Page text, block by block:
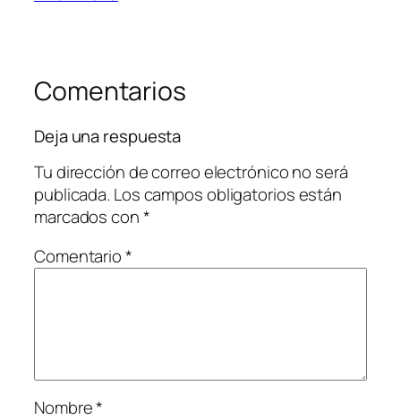
Comentarios
Deja una respuesta
Tu dirección de correo electrónico no será
publicada. Los campos obligatorios están
marcados con*
Comentario*
Nombre*